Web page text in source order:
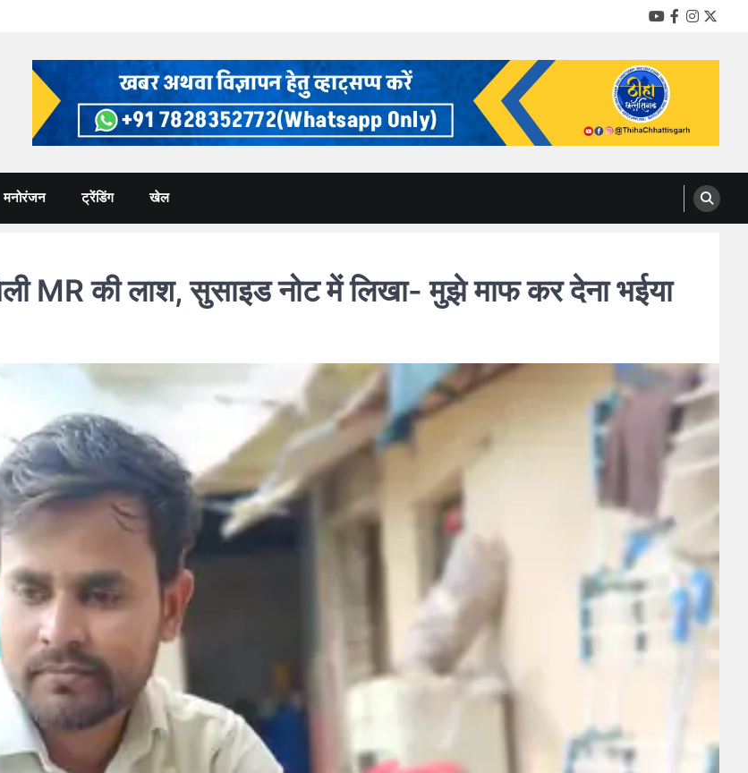
YouTube
Facebook
मनोरंजन ट्रेंडिंग खेल
की लाश, सुसाइड नोट में लिखा- मुझे माफ कर देना भईया